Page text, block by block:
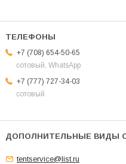
+7 (708) 654-50-65
сотовый, WhatsApp
+7 (777) 727-34-03
сотовый
tentservice@list.ru